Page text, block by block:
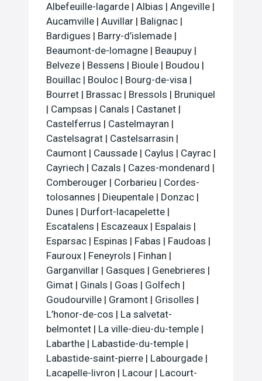
Albefeuille-lagarde | Albias | Angeville |
Aucamville | Auvillar | Balignac |
Bardigues | Barry-d’islemade |
Beaumont-de-lomagne | Beaupuy |
Belveze | Bessens | Bioule | Boudou |
Bouillac | Bouloc | Bourg-de-visa |
Bourret | Brassac | Bressols | Bruniquel
| Campsas | Canals | Castanet |
Castelferrus | Castelmayran |
Castelsagrat | Castelsarrasin |
Caumont | Caussade | Caylus | Cayrac |
Cayriech | Cazals | Cazes-mondenard |
Comberouger | Corbarieu | Cordes-
tolosannes | Dieupentale | Donzac |
Dunes | Durfort-lacapelette |
Escatalens | Escazeaux | Espalais |
Esparsac | Espinas | Fabas | Faudoas |
Fauroux | Feneyrols | Finhan |
Garganvillar | Gasques | Genebrieres |
Gimat | Ginals | Goas | Golfech |
Goudourville | Gramont | Grisolles |
L’honor-de-cos | La salvetat-
belmontet | La ville-dieu-du-temple |
Labarthe | Labastide-du-temple |
Labastide-saint-pierre | Labourgade |
Lacapelle-livron | Lacour | Lacourt-